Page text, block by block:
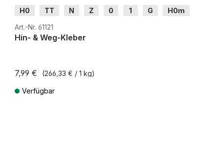
H0 TT N Z 0 1 G
H0m
H0e
Art.-Nr. 61121
Hin- & Weg-Kleber
7,99 € (266,33 € / 1 kg)
Verfügbar